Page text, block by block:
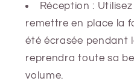
Réception :
remettre en place la
été écrasée pendant
reprendra toute sa
volume.